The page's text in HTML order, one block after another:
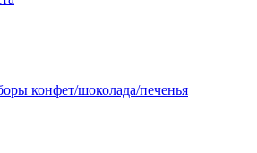
конфет/шоколада/печенья